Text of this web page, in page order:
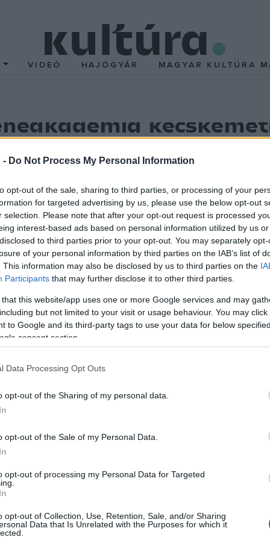
- Do Not Process My Personal Information
opt-out of the sale, sharing to third parties, or processing of your
for targeted advertising by us, please use the below opt-out
selection. Please note that after your opt-out request is processed
interest-based ads based on personal information utilized by us
to third parties prior to your opt-out. You may separately
of your personal information by third parties on the IAB’s list of
This information may also be disclosed by us to third parties on the
Participants that may further disclose it to other third parties.
that this website/app uses one or more Google services and may
but not limited to your visit or usage behaviour. You may
to Google and its third-party tags to use your data for below
consent section.
Data Processing Opt Outs
opt-out of the Sharing of my personal data.
opt-out of the Sale of my Personal Data.
opt-out of processing my Personal Data for Targeted
opt-out of Collection, Use, Retention, Sale, and/or Sharing
Data that Is Unrelated with the Purposes for which it
VIDEÓ HAJÓGYÁR MAGYAR KULTÚRA
felújítása
beruházást a kormány a minapi döntésével
a Liszt Ferenc Zeneművészeti Egyetem az előkészítési
korszerűsítése és akadálymentesítése történik meg, a
a munkaterület átadásával.
linkenrendszeresen közöl majd információkat.
az új épületszárny és a Kodály-kert építésének előkészítése
helyiségeket, 350 fő befogadására alkalmas
Elek Technikum majdani kiköltözése a korábbi Rudolf-
meg.
Kecskeméten működő Kodály Intézet fejlesztése a
szellemi hagyatékát őrző és ápoló, nemzetközi elismertségű
tudás közkinccsé tétele, egy regionális szinten
és turisztikai értékeinek gyarapítása. A beruházás a
nemzetközi kapcsolatainak erősítésére.